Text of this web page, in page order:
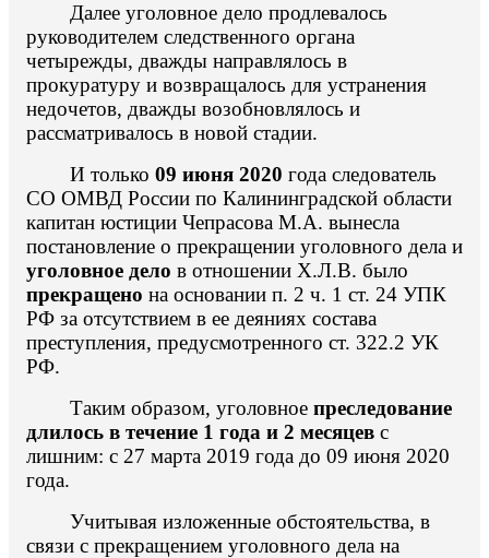
Далее уголовное дело продлевалось
руководителем следственного органа
четырежды, дважды направлялось в
прокуратуру и возвращалось для устранения
недочетов, дважды возобновлялось и
рассматривалось в новой стадии.
И только 09 июня 2020 года следователь
СО ОМВД России по Калининградской области
капитан юстиции Чепрасова М.А. вынесла
постановление о прекращении уголовного дела и
уголовное дело в отношении Х.Л.В. было
прекращено на основании п. 2 ч. 1 ст. 24 УПК
РФ за отсутствием в ее деяниях состава
преступления, предусмотренного ст. 322.2 УК
РФ.
Таким образом, уголовное преследование
длилось в течение 1 года и 2 месяцев с
лишним: с 27 марта 2019 года до 09 июня 2020
года.
Учитывая изложенные обстоятельства, в
связи с прекращением уголовного дела на